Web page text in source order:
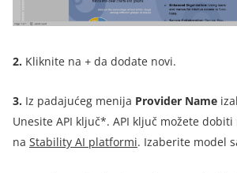
2. Kliknite na + da dodate novi.
3. Iz padajućeg menija Provider Name
Unesite API ključ*. API ključ možete
na Stability AI platformi. Izaberite model